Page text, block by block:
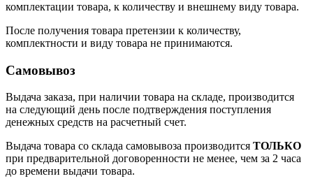
комплектации товара, к количеству и внешнему виду товара.
После получения товара претензии к количеству,
комплектности и виду товара не принимаются.
Самовывоз
Выдача заказа, при наличии товара на складе, производится
на следующий день после подтверждения поступления
денежных средств на расчетный счет.
Выдача товара со склада самовывоза производится ТОЛЬКО
при предварительной договоренности не менее, чем за 2 часа
до времени выдачи товара.